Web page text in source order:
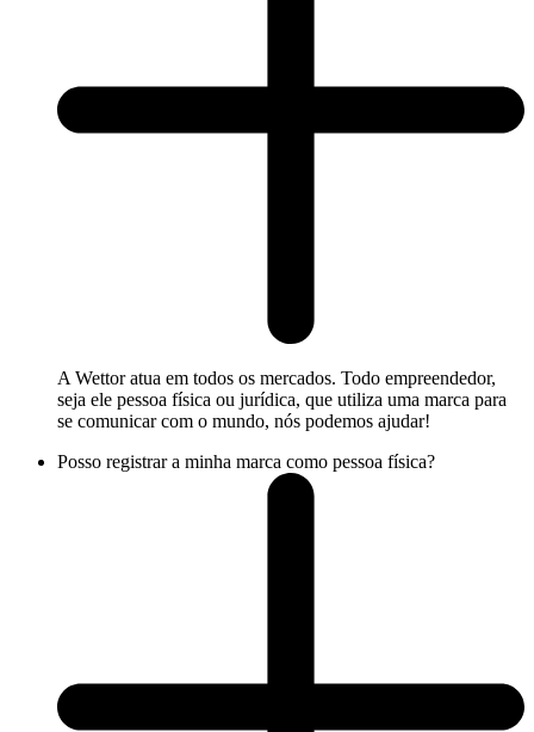
A Wettor atua em todos os mercados. Todo empreendedor,
seja ele pessoa física ou jurídica, que utiliza uma marca para
se comunicar com o mundo, nós podemos ajudar!
Posso registrar a minha marca como pessoa física?